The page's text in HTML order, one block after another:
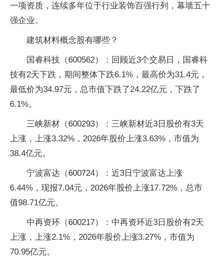
一项资质，连续多年位于行业装饰百强行列，幕墙五十
强企业。
建筑材料概念股有哪些？
国睿科技（600562）：回顾近3个交易日，国睿科
技有2天下跌，期间整体下跌6.1%，最高价为31.4元，
最低价为34.97元，总市值下跌了24.22亿元，下跌了
6.1%。
三峡新材（600293）：三峡新材近3日股价有3天
上涨，上涨3.32%，2026年股价上涨3.63%，市值为
38.4亿元。
宁波富达（600724）：近3日宁波富达上涨
6.44%，现报7.04元，2026年股价上涨17.72%，总市
值98.71亿元。
中再资环（600217）：中再资环近3日股价有2天
上涨，上涨2.1%，2026年股价上涨3.27%，市值为
70.95亿元。